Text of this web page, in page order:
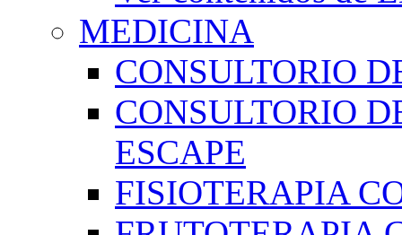
MEDICINA
CONSULTORIO
CONSULTORIO
ESCAPE
FISIOTERAPIA